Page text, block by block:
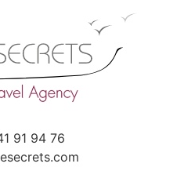
91 94 76